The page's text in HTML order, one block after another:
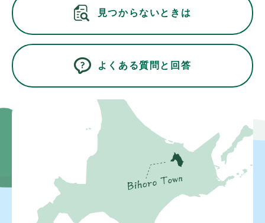
見つからないときは
よくある質問と回答